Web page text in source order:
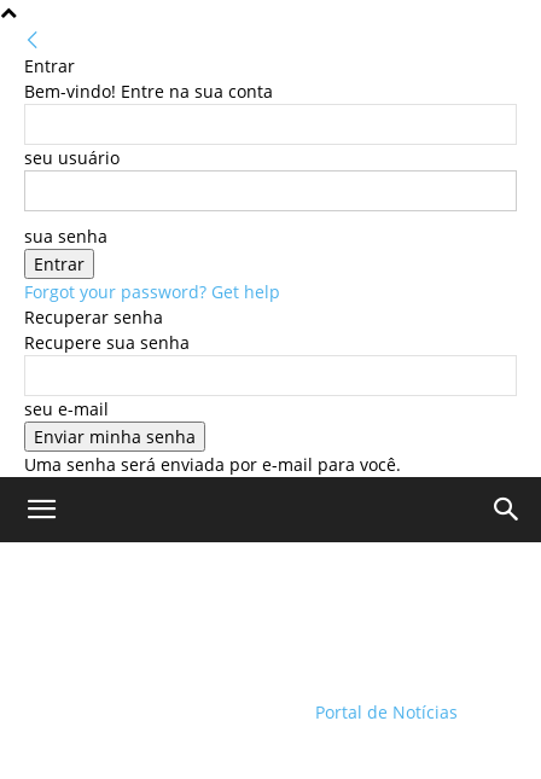
Entrar
Bem-vindo! Entre na sua conta
seu usuário
sua senha
Forgot your password? Get help
Recuperar senha
Recupere sua senha
seu e-mail
Uma senha será enviada por e-mail para você.
Portal de Notícias